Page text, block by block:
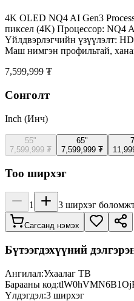
4K OLED NQ4 AI Gen3
пиксел (4K) Процессор: NQ4
Үйлдвэрлэгчийн үзүүлэлт:
Маш нимгэн профильтай,
7,599,999 ₮
Сонголт
Inch (Инч)
55"
7,599,999 ₮
65"
7,599,999 ₮
Тоо ширхэг
1 3 ширхэг
Сагсанд нэмэх
Бүтээгдэхүүний
Ангилал:Ухаалаг ТВ
Барааны код:
Үлдэгдэл:3 ширхэг